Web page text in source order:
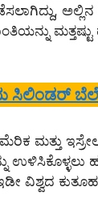
ಅಲ್ಲಿನ
ಮತ್ತಷ್ಟು
ಬೆಲೆ
ಮತ್ತು
ವಿಶ್ವದ